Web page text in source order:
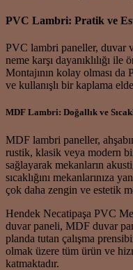
PVC Lambri: Pratik ve
PVC lambri paneller, duvar
neme karşı dayanıklılığı
Montajının kolay olması
ve kullanışlı bir kaplama
MDF Lambri: Doğallık ve
MDF lambri paneller,
rustik, klasik veya modern
sağlayarak mekanların
sıcaklığını
çok daha zengin ve estetik
Hendek Necatipaşa PVC
duvar paneli, MDF duvar
planda tutan çalışma
olmak üzere tüm ürün ve
katmaktadır.